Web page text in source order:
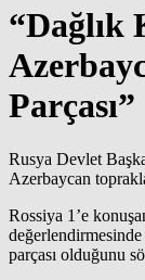
“Dağlık
Parçası”
Rusya Devlet
Azerbaycan
Rossiya 1’e
parçası olduğunu